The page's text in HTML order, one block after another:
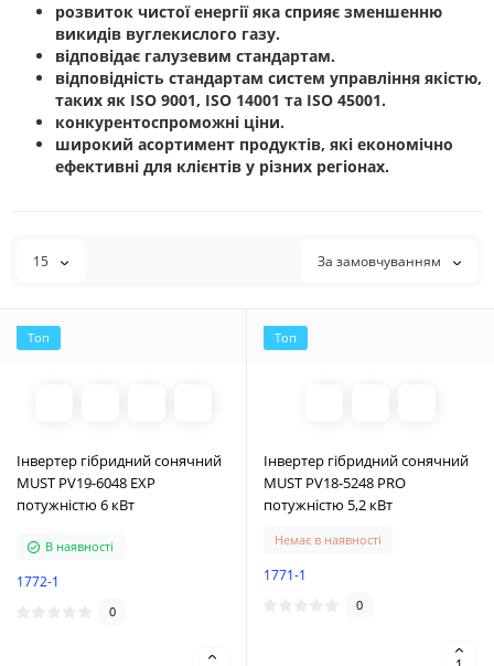
розвиток чистої енергії яка сприяє зменшенню
викидів вуглекислого газу.
відповідає галузевим стандартам.
відповідність стандартам систем управління якістю,
таких як ISO 9001, ISO 14001 та ISO 45001.
конкурентоспроможні ціни.
широкий асортимент продуктів, які економічно
ефективні для клієнтів у різних регіонах.
15 За замовчуванням
Топ
Інвертер гібридний сонячний
MUST PV19-6048 EXP
потужністю 6 кВт
В наявності
1772-1
0
Топ
Інвертер гібридний сонячний
MUST PV18-5248 PRO
потужністю 5,2 кВт
Немає в наявності
1771-1
0